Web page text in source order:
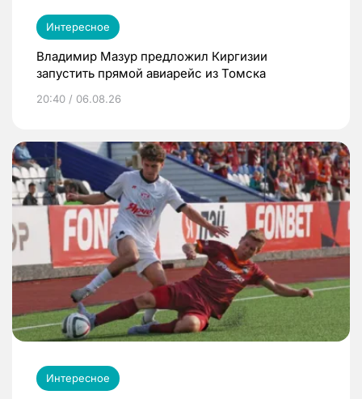
Интересное
Владимир Мазур предложил Киргизии
запустить прямой авиарейс из Томска
20:40 / 06.08.26
Интересное